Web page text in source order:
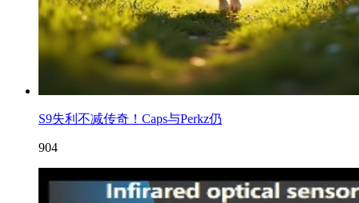
S9失利不减传奇！Caps与Perkz仍
904